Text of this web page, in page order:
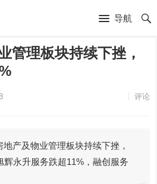
导航
管理板块持续下挫，
评论
产及物业管理板块持续下挫，
辉永升服务跌超11%，融创服务